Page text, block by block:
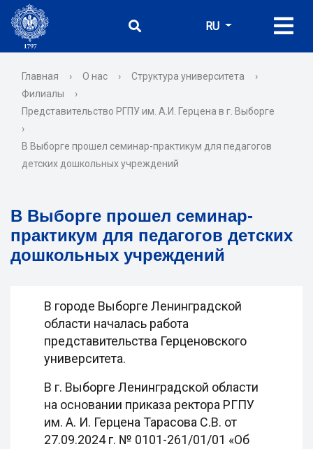
RU
Главная › О нас › Структура университета
›
Филиалы
›
Представительство РГПУ им. А.И. Герцена в г. Выборге
›
В Выборге прошел семинар-практикум для педагогов
детских дошкольных учреждений
В Выборге прошел семинар-
практикум для педагогов детских
дошкольных учреждений
В городе Выборге Ленинградской
области началась работа
представительства Герценовского
университета.
В г. Выборге Ленинградской области
на основании приказа ректора РГПУ
им. А. И. Герцена Тарасова С.В. от
27.09.2024 г. № 0101-261/01/01 «Об